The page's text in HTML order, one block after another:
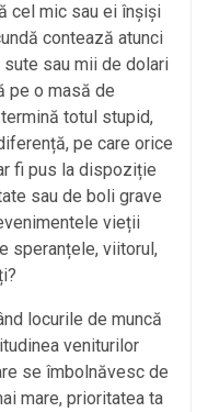
cel mic sau ei înșiși
contează atunci
sau mii de dolari
pe o masă de
totul stupid,
pe care orice
fi pus la dispoziție
sau de boli grave
vieții
speranțele, viitorul,
locurile de muncă
veniturilor
se îmbolnăvesc de
mare, prioritatea ta